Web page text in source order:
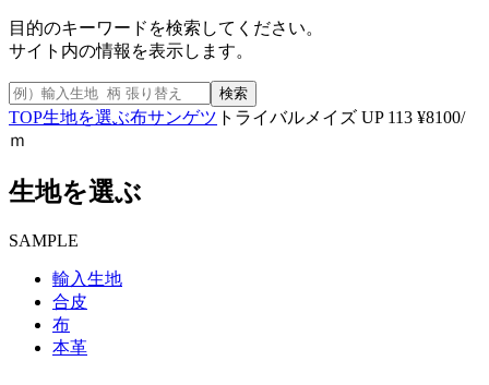
目的のキーワードを検索してください。
サイト内の情報を表示します。
検索
TOP生地を選ぶ布サンゲツ トライバルメイズ UP 113 ¥8100/
ｍ
生地を選ぶ
SAMPLE
輸入生地
合皮
布
本革